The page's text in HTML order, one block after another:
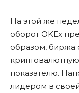
На этой же
оборот OKEx
образом, биржа
показателю.
лидером в